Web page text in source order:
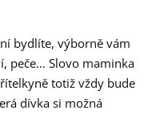
bydlíte, výborně vám
peče… Slovo maminka
totiž vždy bude
dívka si možná